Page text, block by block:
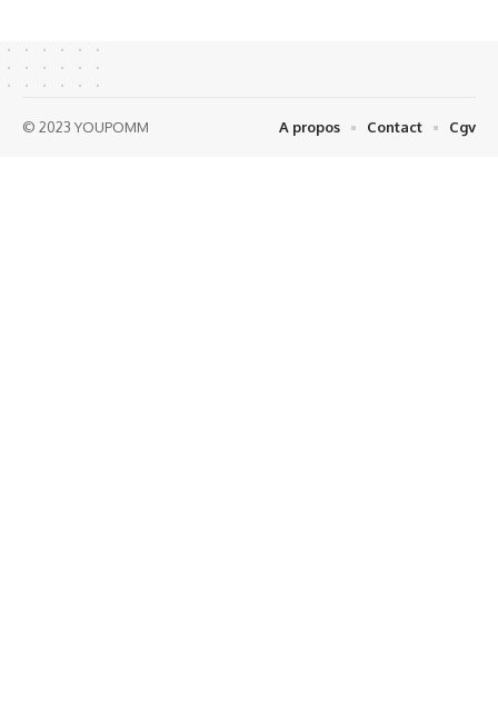
© 2023 YOUPOMM A propos Contact Cgv